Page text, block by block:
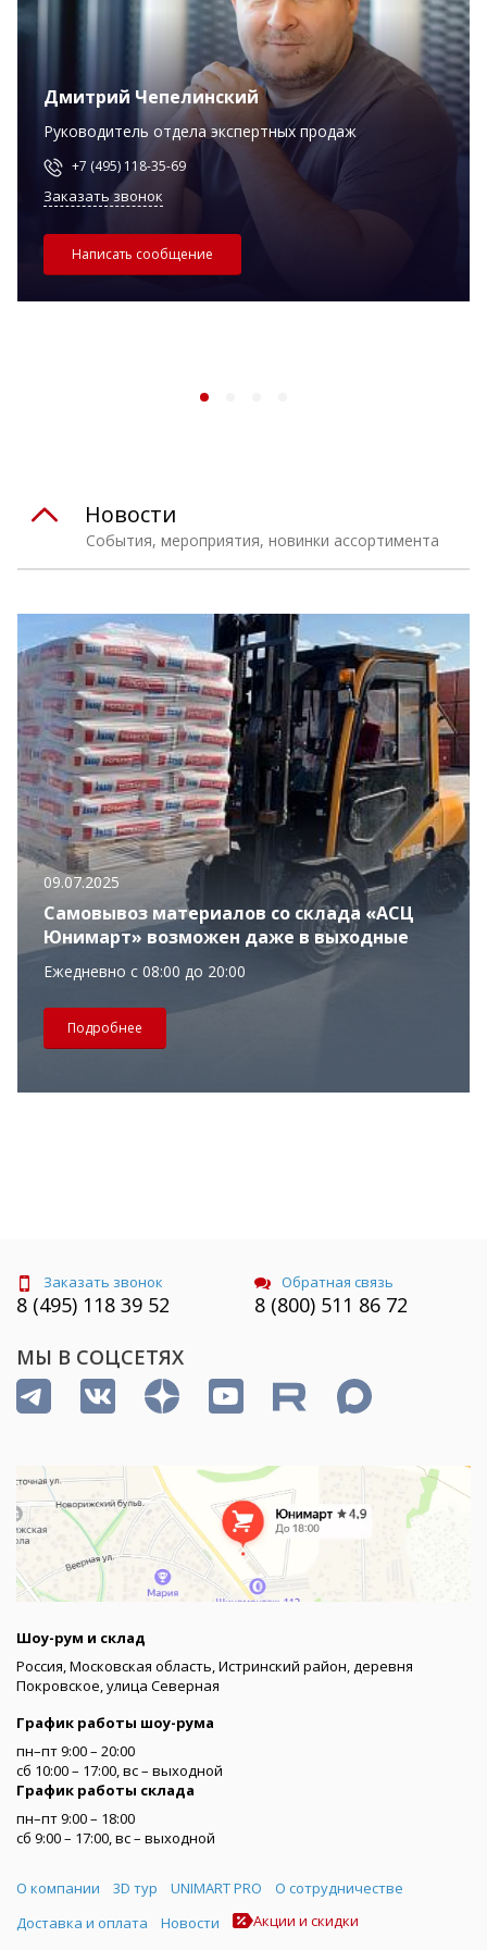
Дмитрий Чепелинский
Руководитель отдела экспертных продаж
+7 (495) 118-35-69
Заказать звонок
Написать сообщение
События, мероприятия, новинки ассортимента
Новости
09.07.2025
Самовывоз материалов со склада «АСЦ
Юнимарт» возможен даже в выходные
Ежедневно с 08:00 до 20:00
Подробнее
Заказать звонок
8 (495) 118 39 52
Обратная связь
8 (800) 511 86 72
МЫ В СОЦСЕТЯХ
Шоу-рум и склад
Россия, Московская область, Истринский район, деревня
Покровское, улица Северная
График работы шоу-рума
пн–пт 9:00 – 20:00
сб 10:00 – 17:00, вс – выходной
График работы склада
пн–пт 9:00 – 18:00
сб 9:00 – 17:00, вс – выходной
Меню
О компании 3D тур UNIMART PRO
О сотрудничестве
Доставка и оплата
Новости
Акции и скидки